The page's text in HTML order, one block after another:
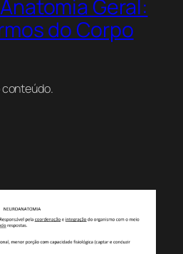
Geral:
do Corpo
conteúdo.